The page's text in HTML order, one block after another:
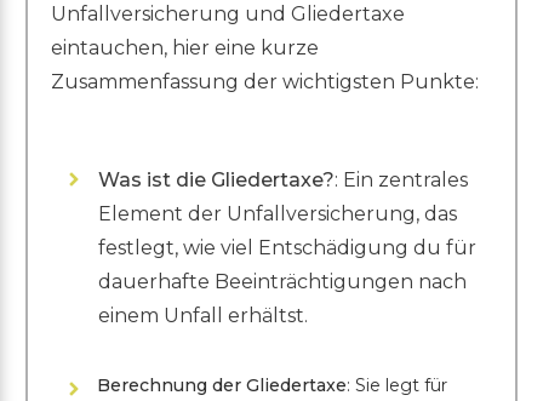
Unfallversicherung und Gliedertaxe
eintauchen, hier eine kurze
Zusammenfassung der wichtigsten Punkte:
Was ist die Gliedertaxe?: Ein zentrales
Element der Unfallversicherung, das
festlegt, wie viel Entschädigung du für
dauerhafte Beeinträchtigungen nach
einem Unfall erhältst.
Berechnung der Gliedertaxe: Sie legt für